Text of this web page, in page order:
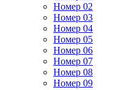
Номер 02
Номер 03
Номер 04
Номер 05
Номер 06
Номер 07
Номер 08
Номер 09